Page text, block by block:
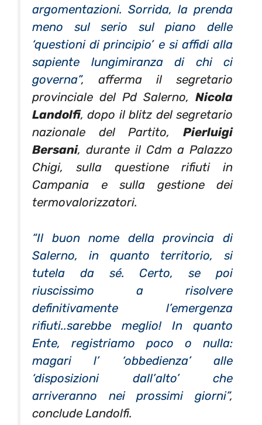
argomentazioni. Sorrida, la prenda
meno sul serio sul piano delle
‘questioni di principio’ e si affidi alla
sapiente lungimiranza di chi ci
governa”, afferma il segretario
provinciale del Pd Salerno, Nicola
Landolfi, dopo ilblitz del segretario
nazionale del Partito, Pierluigi
Bersani, durante il Cdm a Palazzo
Chigi, sulla questione rifiuti in
Campania e sulla gestione dei
termovalorizzatori.
“Il buon nome della provincia di
Salerno, in quanto territorio, si
tutela da sé. Certo, se poi
riuscissimo a risolvere
definitivamente l’emergenza
rifiuti..sarebbe meglio! In quanto
Ente, registriamo poco o nulla:
magari l’ ‘obbedienza’ alle
‘disposizioni dall’alto’ che
arriveranno nei prossimi giorni”,
conclude Landolfi.